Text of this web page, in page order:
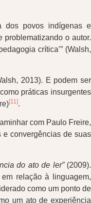
dos povos indígenas e
problematizando o autor.
crítica’” (Walsh,
2013). E podem ser
práticas insurgentes
[11].
com Paulo Freire,
e convergências de suas
do ato de ler”(2009).
relação à linguagem,
como um ponto de
um ato de experiência